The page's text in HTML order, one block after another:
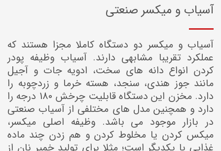
آسیاب و میکسر صنعتی
آسیاب و میکسر دو دستگاه کاملا مجزا هستند که
عملکرد تقریبا مشابهی دارند. آسیاب وظیفه پودر
کردن انواع دانه های سخت، ادویه جات و آجیل
مانند جوز هندی، سنجد، هسته خرما و زردچوبه را
دارد. مخزن این دستگاه قابلیت چرخش 180 درجه را
دارد و همچنین مدل های مختلفی از آسیاب صنعتی
در بازار موجود می باشد. وظیفه اصلی میکسر،
میکس کردن یا مخلوط کردن و هم زدن چند ماده
غذایی با یکدیگر است؛ مثلا برای تولید خمیر نان از